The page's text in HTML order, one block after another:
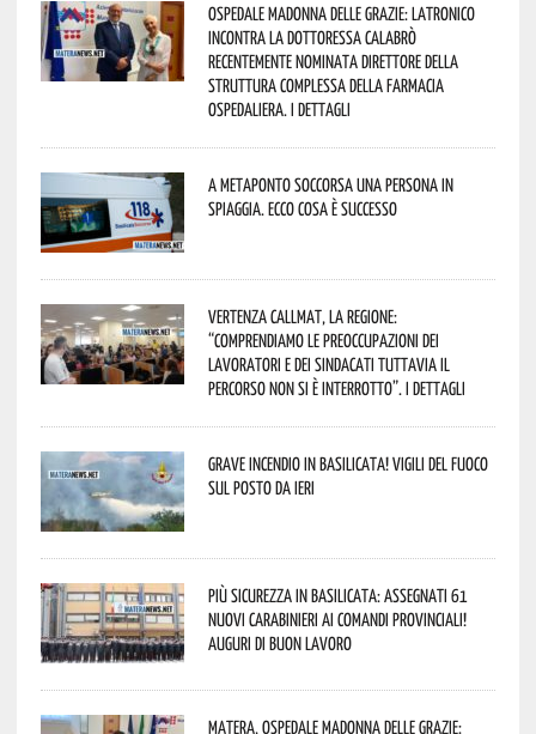
Ospedale Madonna delle Grazie: Latronico
incontra la dottoressa Calabrò
recentemente nominata Direttore della
Struttura Complessa della Farmacia
Ospedaliera. I dettagli
A Metaponto soccorsa una persona in
spiaggia. Ecco cosa è successo
Vertenza CallMat, la Regione:
“comprendiamo le preoccupazioni dei
lavoratori e dei sindacati tuttavia il
percorso non si è interrotto”. I dettagli
Grave incendio in Basilicata! Vigili del fuoco
sul posto da ieri
Più sicurezza in Basilicata: assegnati 61
nuovi Carabinieri ai Comandi provinciali!
Auguri di buon lavoro
Matera, Ospedale Madonna delle Grazie: